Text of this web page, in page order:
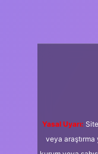
Yasal Uyarı:
veya